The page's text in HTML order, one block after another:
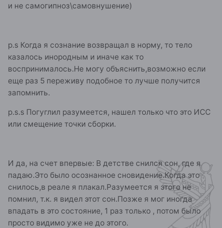
и не самогипноз\самовнушение)
p.s Когда я сознание возвращал в норму, то тело
казалось инородным и иначе как то
воспринималось.Не могу объяснить,возможно если
еще раз 5 переживу подобное то лучше получится
запомнить.
p.s.s Погуглил разумеется, нашел только что это ИСС
или смещение точки сборки.
И да, на счет впервые: В детстве снился сон, где я
падаю.Это было осознанное сновидение.Когда это
снилось,в реале я плакал.Разумеется я этого не
помнил, т.к. я видел этот сон.Позже я мог иногда
впадать в это состояние, 1 раз только , потом было
просто видимо уже не до этого.